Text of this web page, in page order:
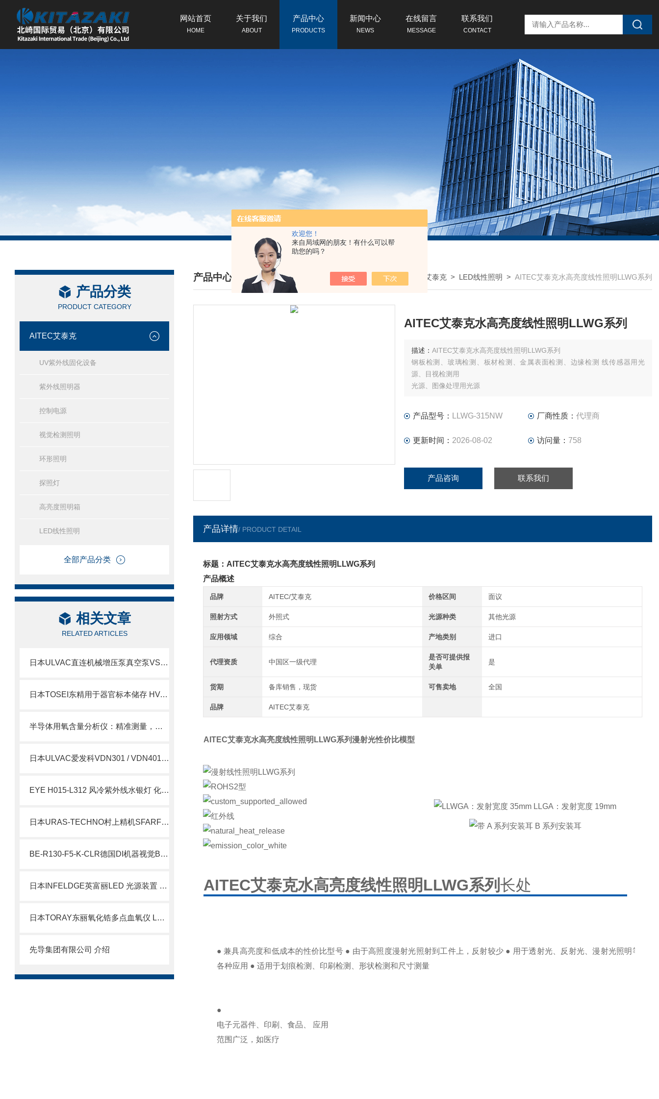
欢迎您！
来自局域网的朋友！有什么可以帮
助您的吗？
网站首页
HOME
关于我们
ABOUT
产品中心
PRODUCTS
新闻中心
NEWS
在线留言
MESSAGE
联系我们
CONTACT
产品分类
PRODUCT CATEGORY
AITEC艾泰克
UV紫外线固化设备
紫外线照明器
控制电源
视觉检测照明
环形照明
探照灯
高亮度照明箱
LED线性照明
全部产品分类
相关文章
RELATED ARTICLES
日本ULVAC直连机械增压泵真空泵VS300A-W简介
日本TOSEI东精用于器官标本储存 HV-300包装机北崎有售
半导体用氧含量分析仪：精准测量，提升生产质量
日本ULVAC爱发科VDN301 / VDN401 油旋片式真空泵
EYE H015-L312 风冷紫外线水银灯 化工 UV 固化光反应光源
日本URAS-TECHNO村上精机SFARF-45-90SRTKBZ振动筛网北崎热卖
BE-R130-F5-K-CLR德国DI机器视觉BE-R 环形灯北崎热卖
日本INFELDGE英富丽LED 光源装置 BMH-400LED
日本TORAY东丽氧化锆多点血氧仪 LC-450A北崎有售
先导集团有限公司 介绍
产品中心
/ PRODUCTS CENTER
首页> 产品中心> AITEC艾泰克 > LED线性照明 > AITEC艾泰克水高亮度线性照明LLWG系列
AITEC艾泰克水高亮度线性照明LLWG系列
描述： AITEC艾泰克水高亮度线性照明LLWG系列
钢板检测、玻璃检测、板材检测、金属表面检测、边缘检测 线传感器用光
源、目视检测用
光源、图像处理用光源
产品型号： LLWG-315NW 厂商性质： 代理商
更新时间： 2026-08-02 访问量： 758
产品咨询 联系我们
产品详情/ PRODUCT DETAIL
标题：AITEC艾泰克水高亮度线性照明LLWG系列
产品概述
品牌 AITEC/艾泰克 价格区间 面议
照射方式 外照式 光源种类 其他光源
应用领域 综合 产地类别 进口
代理资质 中国区一级代理
是否可提供报
关单
是
货期 备库销售，现货 可售卖地 全国
品牌 AITEC艾泰克
AITEC艾泰克水高亮度线性照明LLWG系列漫射光性价比模型
AITEC艾泰克水高亮度线性照明LLWG系列长处
● 兼具高亮度和低成本的性价比型号 ● 由于高照度漫射光照射到工件上，反射较少 ● 用于透射光、反射光、漫射光照明等
各种应用 ● 适用于划痕检测、印刷检测、形状检测和尺寸测量
●
电子元器件、印刷、食品、 应用
范围广泛，如医疗